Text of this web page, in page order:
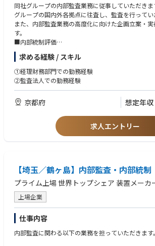
同社グループの内部監査業務に従事していただき
グループの国内外各拠点に往査し、監査を行ってい
また、内部監査業務の高度化に向けた企画立案・
す。
■内部統制評価
金融商品取引法に基づき、同社グループの内部統制
従事していただきます。
具体的には、全社的な内部統制（CLC）、IT全般統
プロセス（PLC）、決算・財務報告の業務プロセス
求める経験 / スキル
①経理財務部門での勤務経験
②監査法人での勤務経験
京都府 想定年収
求人エントリー
【埼玉／鶴ヶ島】内部監査・内部統制
プライム上場 世界トップシェア 装置メーカ
上場企業
仕事内容
内部監査に関わる以下の業務を担っていただきます。